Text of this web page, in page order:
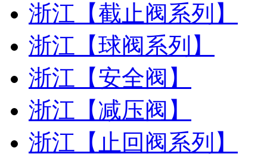
浙江【截止阀系列】
浙江【球阀系列】
浙江【安全阀】
浙江【减压阀】
浙江【止回阀系列】